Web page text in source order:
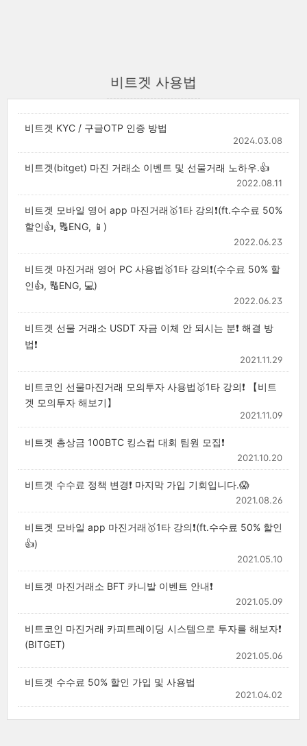
비트겟 사용법
비트겟 KYC / 구글OTP 인증 방법
2024.03.08
비트겟(bitget) 마진 거래소 이벤트 및 선물거래 노하우.👍
2022.08.11
비트겟 모바일 영어 app 마진거래🥇1타 강의❗(ft.수수료 50%
할인👍, 🔠ENG, 📱)
2022.06.23
비트겟 마진거래 영어 PC 사용법🥇1타 강의❗(수수료 50% 할
인👍, 🔠ENG, 💻)
2022.06.23
비트겟 선물 거래소 USDT 자금 이체 안 되시는 분❗ 해결 방
법❗
2021.11.29
비트코인 선물마진거래 모의투자 사용법🥇1타 강의❗ 【비트
겟 모의투자 해보기】
2021.11.09
비트겟 총상금 100BTC 킹스컵 대회 팀원 모집❗
2021.10.20
비트겟 수수료 정책 변경❗ 마지막 가입 기회입니다.😱
2021.08.26
비트겟 모바일 app 마진거래🥇1타 강의❗(ft.수수료 50% 할인
👍)
2021.05.10
비트겟 마진거래소 BFT 카니발 이벤트 안내❗
2021.05.09
비트코인 마진거래 카피트레이딩 시스템으로 투자를 해보자❗
(BITGET)
2021.05.06
비트겟 수수료 50% 할인 가입 및 사용법
2021.04.02